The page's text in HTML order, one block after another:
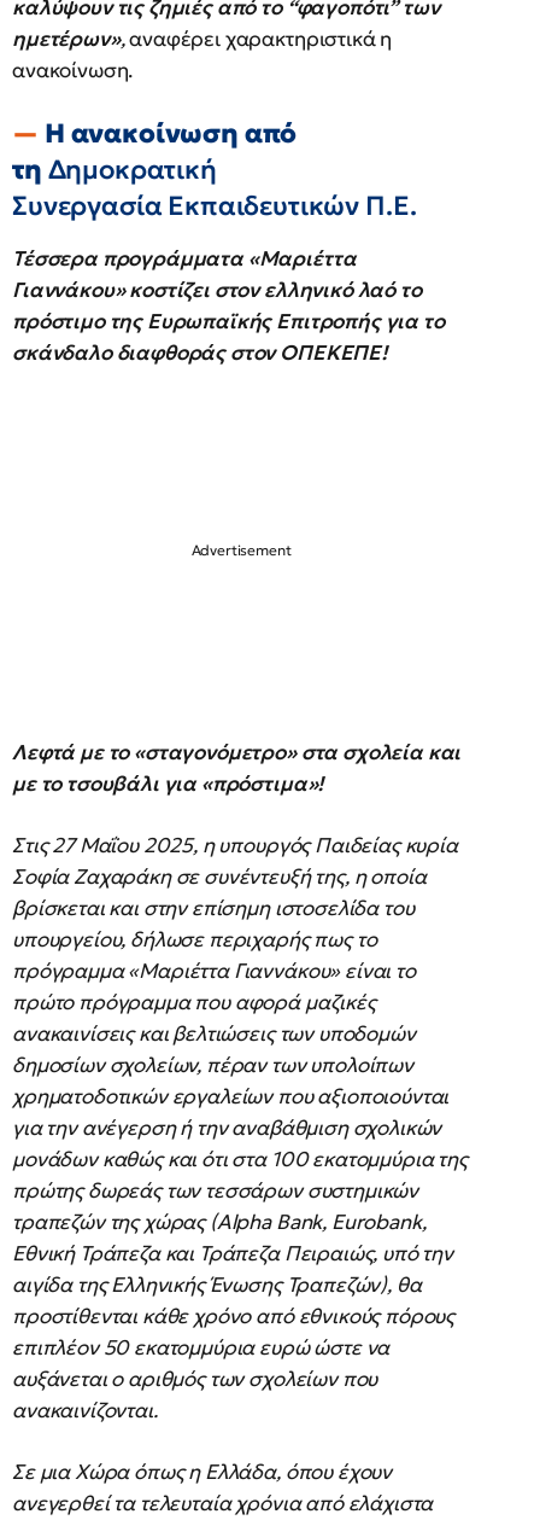
καλύψουν τις ζημιές από το “φαγοπότι” των
ημετέρων»,αναφέρει χαρακτηριστικά η
ανακοίνωση.
Η ανακοίνωση από
τη Δημοκρατική
Συνεργασία Εκπαιδευτικών Π.Ε.
Τέσσερα προγράμματα «Μαριέττα
Γιαννάκου» κοστίζει στον ελληνικό λαό το
πρόστιμο της Ευρωπαϊκής Επιτροπής για το
σκάνδαλο διαφθοράς στον ΟΠΕΚΕΠΕ!
Λεφτά με το «σταγονόμετρο» στα σχολεία και
με το τσουβάλι για «πρόστιμα»!
Στις 27 Μαΐου 2025, η υπουργός Παιδείας κυρία
Σοφία Ζαχαράκη σε συνέντευξή της, η οποία
βρίσκεται και στην επίσημη ιστοσελίδα του
υπουργείου, δήλωσε περιχαρής πως το
πρόγραμμα «Μαριέττα Γιαννάκου» είναι το
πρώτο πρόγραμμα που αφορά μαζικές
ανακαινίσεις και βελτιώσεις των υποδομών
δημοσίων σχολείων, πέραν των υπολοίπων
χρηματοδοτικών εργαλείων που αξιοποιούνται
για την ανέγερση ή την αναβάθμιση σχολικών
μονάδων καθώς και ότι στα 100 εκατομμύρια της
πρώτης δωρεάς των τεσσάρων συστημικών
τραπεζών της χώρας (Alpha Bank, Eurobank,
Εθνική Τράπεζα και Τράπεζα Πειραιώς, υπό την
αιγίδα της Ελληνικής Ένωσης Τραπεζών), θα
προστίθενται κάθε χρόνο από εθνικούς πόρους
επιπλέον 50 εκατομμύρια ευρώ ώστε να
αυξάνεται ο αριθμός των σχολείων που
ανακαινίζονται.
Σε μια Χώρα όπως η Ελλάδα, όπου έχουν
ανεγερθεί τα τελευταία χρόνια από ελάχιστα